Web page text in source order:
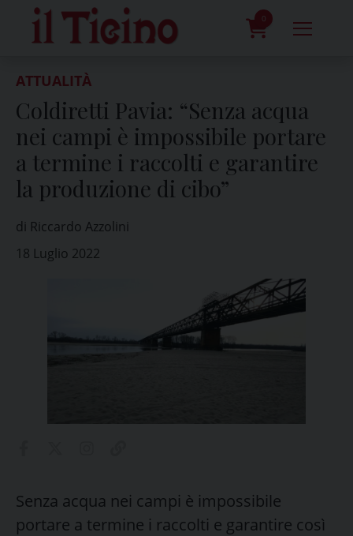
content
0
ATTUALITÀ
Coldiretti Pavia: “Senza acqua
nei campi è impossibile portare
a termine i raccolti e garantire
la produzione di cibo”
di Riccardo Azzolini
18 Luglio 2022
Senza acqua nei campi è impossibile
portare a termine i raccolti e garantire così